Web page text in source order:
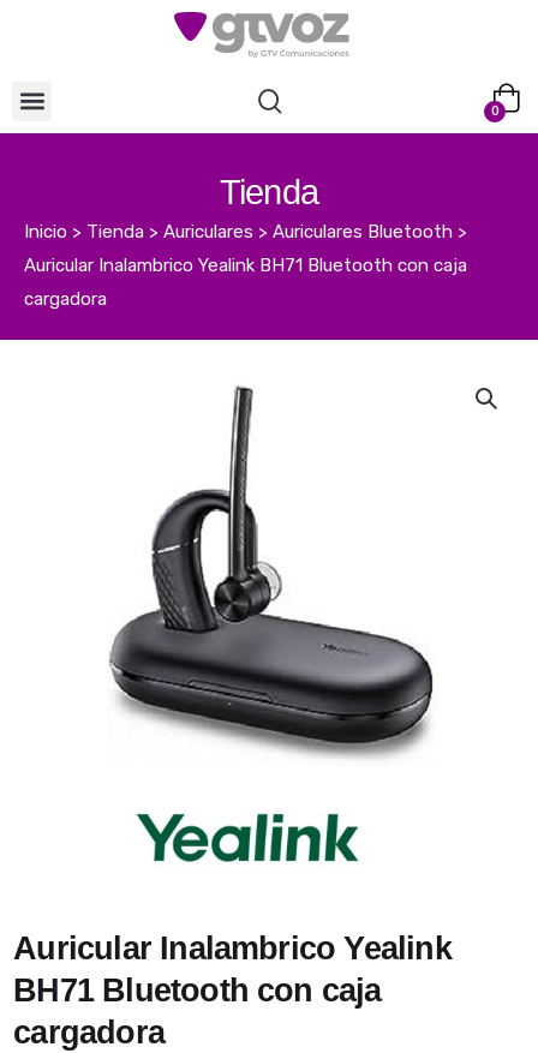
0
Tienda
Inicio > Tienda > Auriculares > Auriculares Bluetooth >
Auricular Inalambrico Yealink BH71 Bluetooth con caja
cargadora
Auricular Inalambrico Yealink
BH71 Bluetooth con caja
cargadora